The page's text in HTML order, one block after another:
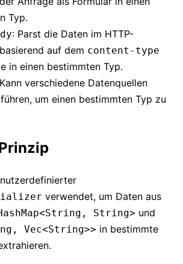
Typ.
: Parst die Daten im HTTP-
auf dem content-type
in einen bestimmten Typ.
verschiedene Datenquellen
um einen bestimmten Typ zu
verwendet, um Daten aus
String> und
Vec<String>> in bestimmte